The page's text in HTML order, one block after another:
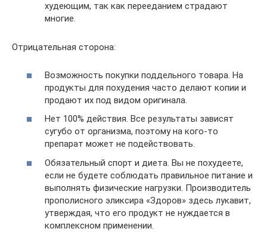
худеющим, так как перееданием страдают
многие.
Отрицательная сторона:
Возможность покупки поддельного товара. На
продукты для похудения часто делают копии и
продают их под видом оригинала.
Нет 100% действия. Все результаты зависят
сугубо от организма, поэтому на кого-то
препарат может не подействовать.
Обязательный спорт и диета. Вы не похудеете,
если не будете соблюдать правильное питание и
выполнять физические нагрузки. Производитель
прополисного эликсира «Здоров» здесь лукавит,
утверждая, что его продукт не нуждается в
комплексном применении.